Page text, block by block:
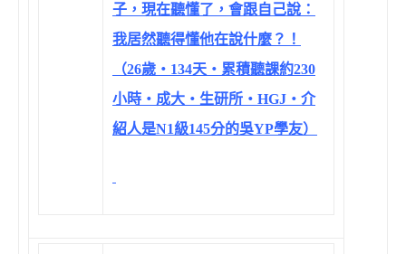
子，現在聽懂了，會跟自己說：
我居然聽得懂他在說什麼？！
（26歲‧134天‧累積聽課約230
小時‧成大‧生研所‧HGJ‧介
紹人是N1級145分的吳YP學友）